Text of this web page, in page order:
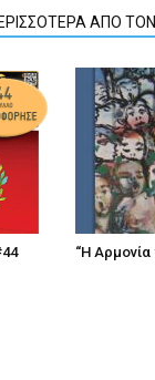
ΑΠΟ
“Η Αρμονία